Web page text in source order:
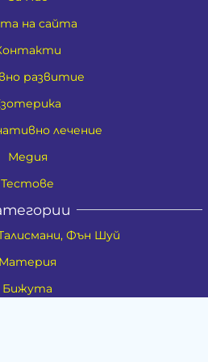
на сайта
развитие
лечение
Медия
Тестове
Фън Шуй
Материя
Бижута